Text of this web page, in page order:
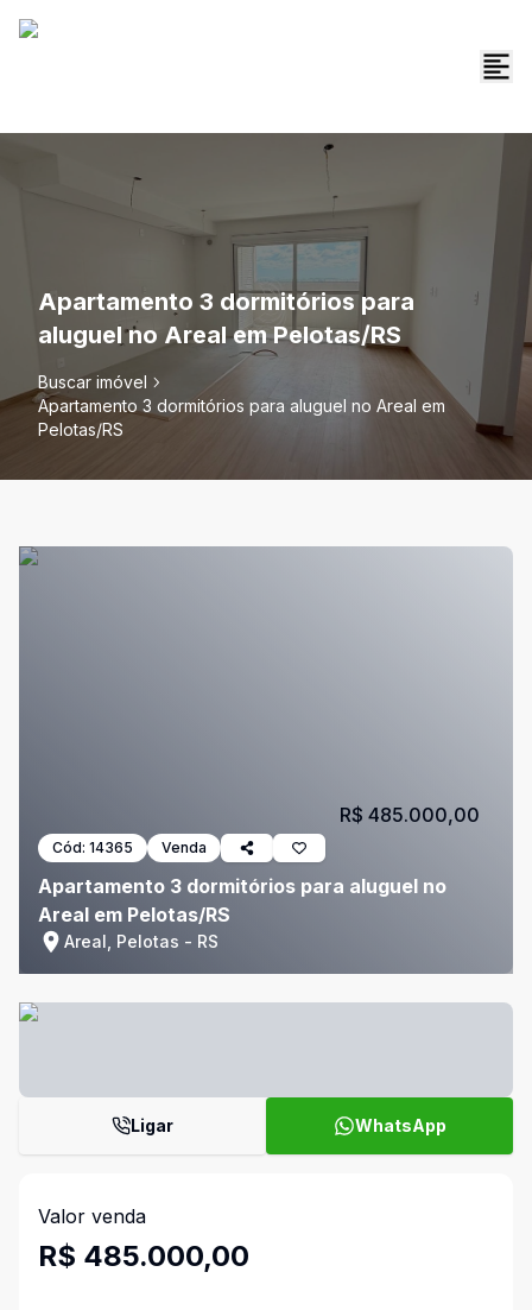
Apartamento 3 dormitórios para
aluguel no Areal em Pelotas/RS
Buscar imóvel
Apartamento 3 dormitórios para aluguel no Areal em
Pelotas/RS
Cód: 14365 Venda
Apartamento 3 dormitórios para aluguel no
Areal em Pelotas/RS
Areal, Pelotas - RS
R$ 485.000,00
Ligar WhatsApp
Valor venda
R$ 485.000,00